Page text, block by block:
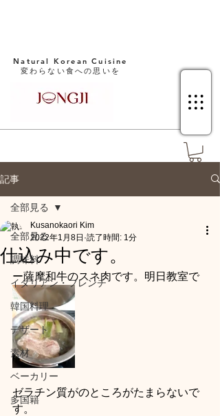
Natural Korean Cuisine​
変わらない食への思いを
記事
全部見る
調味料
イタリアン・フレンチ
韓国料理
デザート
素材
ベーカリー
多国籍
全部見る
仕込み中です。
Kusanokaori Kim
2022年1月8日 読了時間: 1分
ー薩摩和牛のスネ肉です。明日教室で
ゼラチン質がのところがたまらないで
す。